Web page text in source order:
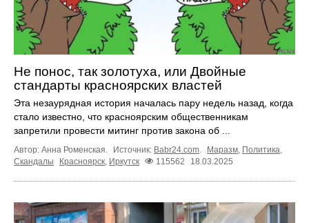
Не понос, так золотуха, или Двойные
стандарты красноярских властей
Эта незаурядная история началась пару недель назад, когда
стало известно, что красноярским общественникам
запретили провести митинг против закона об ...
Автор: Анна Роменская. Источник: Babr24.com. Маразм, Политика,
Скандалы
Красноярск, Иркутск 115562 18.03.2025